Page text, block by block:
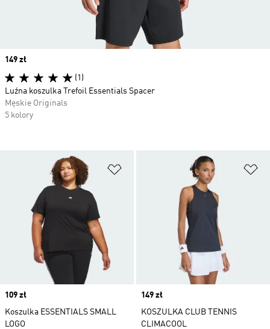
Dodaj do listy życzeń
Price
109 zł
Koszulka ESSENTIALS SMALL
LOGO
Price
149 zł
KOSZULKA CLUB TENNIS
CLIMACOOL
Price
149 zł
(1)
Luźna koszulka Trefoil Essentials Spacer
Męskie Originals
5 kolory